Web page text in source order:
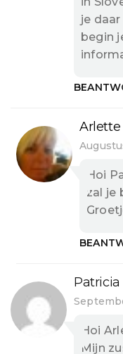
je
begin
Arlette
Hoi
zal je
Hoi
Mijn